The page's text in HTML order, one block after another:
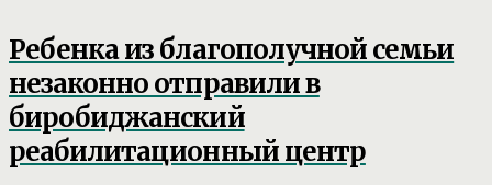
Ребенка из благополучной семьи
незаконно отправили в
биробиджанский
реабилитационный центр